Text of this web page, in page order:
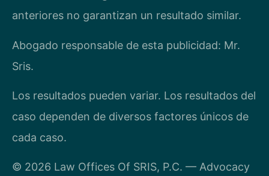
anteriores no garantizan un resultado similar.
Abogado responsable de esta publicidad: Mr.
Sris.
Los resultados pueden variar. Los resultados del
caso dependen de diversos factores únicos de
cada caso.
© 2026 Law Offices Of SRIS, P.C. — Advocacy